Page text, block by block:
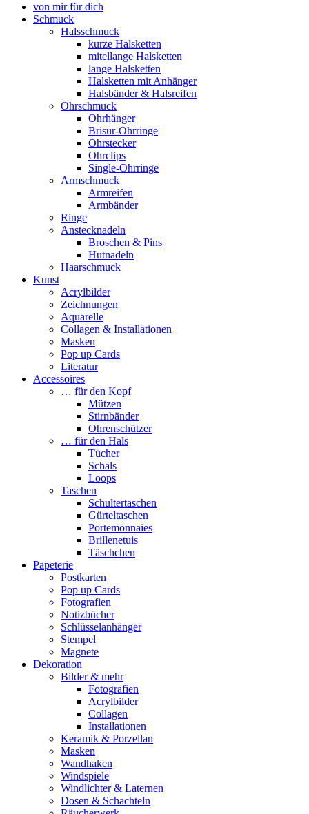
von mir für dich
Schmuck
Halsschmuck
kurze Halsketten
mitellange Halsketten
lange Halsketten
Halsketten mit Anhänger
Halsbänder & Halsreifen
Ohrschmuck
Ohrhänger
Brisur-Ohrringe
Ohrstecker
Ohrclips
Single-Ohrringe
Armschmuck
Armreifen
Armbänder
Ringe
Anstecknadeln
Broschen & Pins
Hutnadeln
Haarschmuck
Kunst
Acrylbilder
Zeichnungen
Aquarelle
Collagen & Installationen
Masken
Pop up Cards
Literatur
Accessoires
… für den Kopf
Mützen
Stirnbänder
Ohrenschützer
… für den Hals
Tücher
Schals
Loops
Taschen
Schultertaschen
Gürteltaschen
Portemonnaies
Brillenetuis
Täschchen
Papeterie
Postkarten
Pop up Cards
Fotografien
Notizbücher
Schlüsselanhänger
Stempel
Magnete
Dekoration
Bilder & mehr
Fotografien
Acrylbilder
Collagen
Installationen
Keramik & Porzellan
Masken
Wandhaken
Windspiele
Windlichter & Laternen
Dosen & Schachteln